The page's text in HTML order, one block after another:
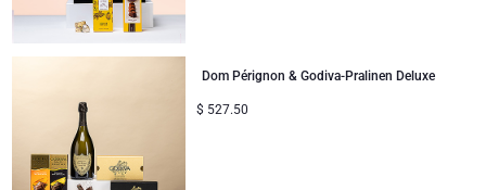
Dom Pérignon & Godiva-Pralinen Deluxe
$ 527.50